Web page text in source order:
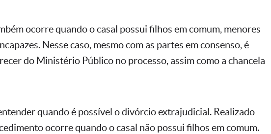
ocorre quando o casal possui filhos em comum, menores
Nesse caso, mesmo com as partes em consenso, é
do Ministério Público no processo, assim como a chancela
quando é possível o divórcio extrajudicial. Realizado
ocorre quando o casal não possui filhos em comum.